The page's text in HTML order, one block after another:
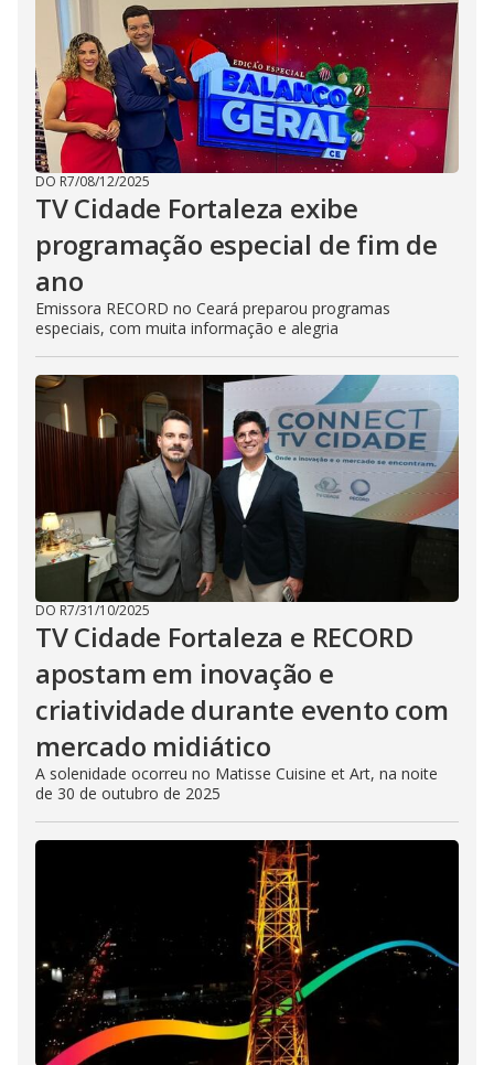
DO R7/08/12/2025
TV Cidade Fortaleza exibe
programação especial de fim de
ano
Emissora RECORD no Ceará preparou programas
especiais, com muita informação e alegria
DO R7/31/10/2025
TV Cidade Fortaleza e RECORD
apostam em inovação e
criatividade durante evento com
mercado midiático
A solenidade ocorreu no Matisse Cuisine et Art, na noite
de 30 de outubro de 2025